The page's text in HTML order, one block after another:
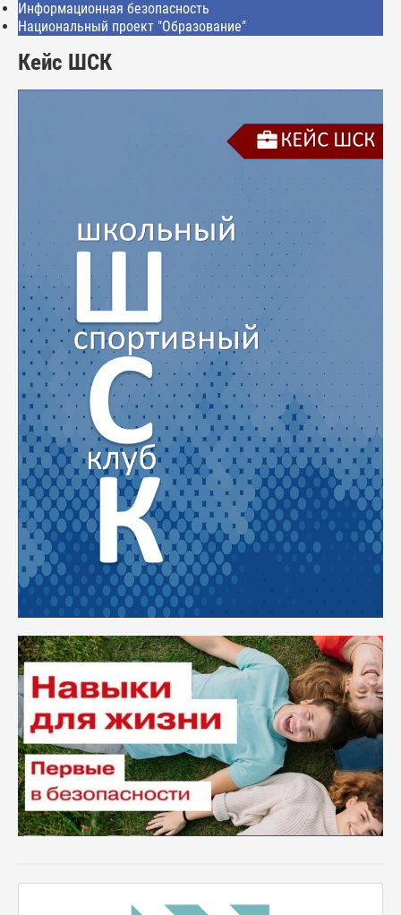
Информационная безопасность
Национальный проект "Образование"
Кейс ШСК